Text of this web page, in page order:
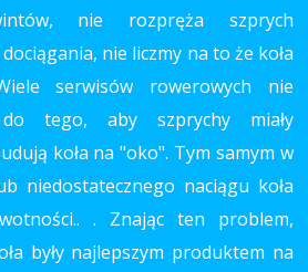
nie rozpręża szprych
nie liczmy na to że koła
serwisów rowerowych nie
tego, aby szprychy miały
koła na "oko". Tym samym w
niedostatecznego naciągu koła
. Znając ten problem,
były najlepszym produktem na